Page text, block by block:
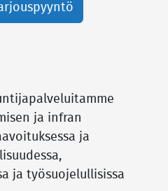
ja infran
ja
ja työsuojelullisissa